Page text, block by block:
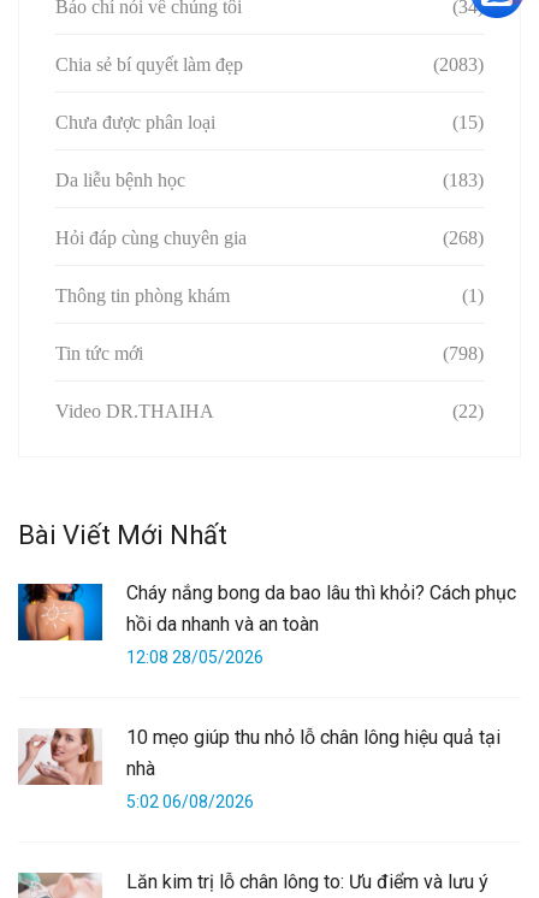
Báo chí nói về chúng tôi (34)
Chia sẻ bí quyết làm đẹp (2083)
Chưa được phân loại (15)
Da liễu bệnh học (183)
Hỏi đáp cùng chuyên gia (268)
Thông tin phòng khám (1)
Tin tức mới (798)
Video DR.THAIHA (22)
Bài Viết Mới Nhất
Cháy nắng bong da bao lâu thì khỏi? Cách phục
hồi da nhanh và an toàn
12:08 28/05/2026
10 mẹo giúp thu nhỏ lỗ chân lông hiệu quả tại
nhà
5:02 06/08/2026
Lăn kim trị lỗ chân lông to: Ưu điểm và lưu ý